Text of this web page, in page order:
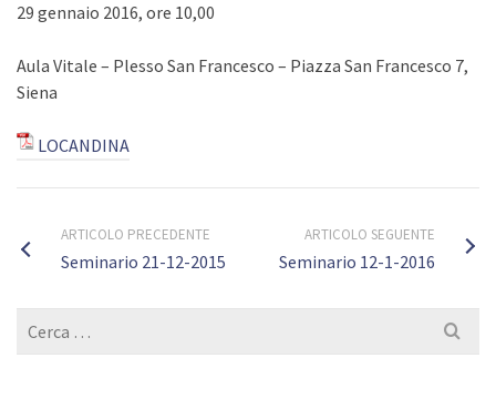
29 gennaio 2016, ore 10,00
Aula Vitale – Plesso San Francesco – Piazza San Francesco 7,
Siena
LOCANDINA
ARTICOLO PRECEDENTE
Seminario 21-12-2015
ARTICOLO SEGUENTE
Seminario 12-1-2016
Cerca